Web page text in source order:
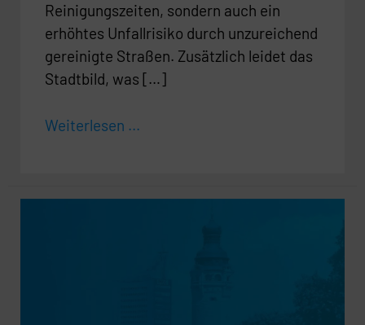
Reinigungszeiten, sondern auch ein
erhöhtes Unfallrisiko durch unzureichend
gereinigte Straßen. Zusätzlich leidet das
Stadtbild, was […]
Weiterlesen ...